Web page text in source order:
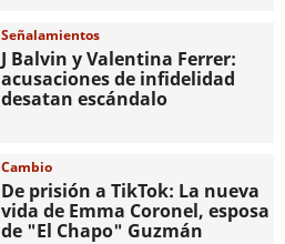
Señalamientos
J Balvin y Valentina Ferrer:
acusaciones de infidelidad
desatan escándalo
Cambio
De prisión a TikTok: La nueva
vida de Emma Coronel, esposa
de "El Chapo" Guzmán